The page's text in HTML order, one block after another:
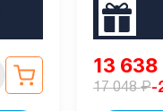
13 638
17 048₽-